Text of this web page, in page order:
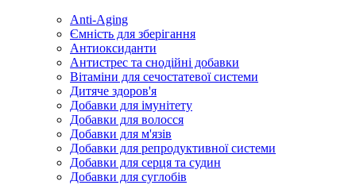
Anti-Aging
Ємність для зберігання
Антиоксиданти
Антистрес та снодійні добавки
Вітаміни для сечостатевої системи
Дитяче здоров'я
Добавки для імунітету
Добавки для волосся
Добавки для м'язів
Добавки для репродуктивної системи
Добавки для серця та судин
Добавки для суглобів